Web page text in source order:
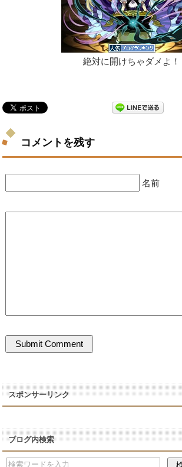
絶対に開けちゃダメよ！
コメントを残す
名前
スポンサーリンク
ブログ内検索